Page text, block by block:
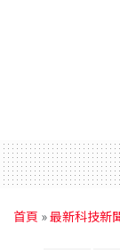
首頁 »最新科技新